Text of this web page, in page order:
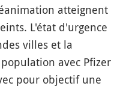
atteignent
L'état d'urgence
villes et la
avec Pfizer
pour objectif une